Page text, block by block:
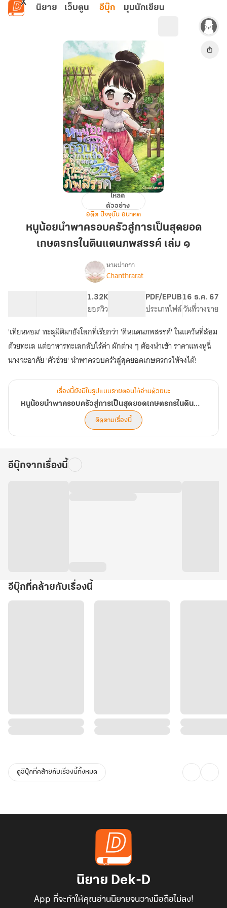
ข้ามไปยังเนื้อหาหลัก
นิยาย เว็บตูน อีบุ๊ก มุมนักเขียน
นำพา
ครอบครัว
สู่
เกษตรกร
ดิน
แดน
ภพ
เล่ม
๑
โหลด
ตัวอย่าง
อดีต ปัจจุบัน อนาคต
หนูน้อยนำพาครอบครัวสู่การเป็นสุดยอด
เกษตรกรในดินแดนภพสรรค์ เล่ม ๑
เรื่อง
สู่
การ
เป็น
สุด
ยอด
ใน
ดิน
แดน
ภพ
สรรค์
นามปากกา
Chanthrarat
1.32K
ยอดวิว
PDF/EPUB
ประเภทไฟล์
16 ธ.ค. 67
วันที่วางขาย
'เทียนหอม' ทะลุมิติมายังโลกที่เรียกว่า 'ดินแดนภพสรรค์' ในแคว้นที่ล้อม
ด้วยทะเล แต่อาหารทะเลกลับไร้ค่า ผักต่าง ๆ ต้องนำเข้า ราคาแพงหูฉี่
นางจะอาศัย 'ตัวช่วย' นำพาครอบครัวสู่สุดยอดเกษตรกรให้จงได้!
เรื่องนี้ยังมีในรูปแบบรายตอนให้อ่านด้วยนะ
หนูน้อยนำพาครอบครัวสู่การเป็นสุดยอดเกษตรกรในดินแดนภพสรรค์
ติดตามเรื่องนี้
อีบุ๊กจากเรื่องนี้
อีบุ๊กที่คล้ายกับเรื่องนี้
ดูอีบุ๊กที่คล้ายกับเรื่องนี้ทั้งหมด
นิยาย Dek-D
App ที่จะทำให้คุณอ่านนิยายจนวางมือถือไม่ลง!